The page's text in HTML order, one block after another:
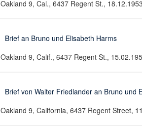
Oakland 9, Cal., 6437 Regent St.,
Brief an Bruno und Elisabeth Harms
Oakland 9, Calif., 6437 Regent St.,
Brief von Walter Friedlander an Bruno und
Oakland 9, California, 6437 Regent Street,